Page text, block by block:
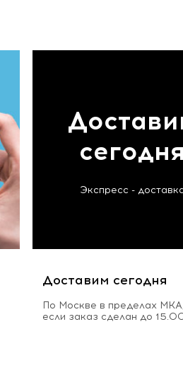
сегодня
Экспресс -
Доставим сегодня
По Москве в пределах
если заказ сделан до